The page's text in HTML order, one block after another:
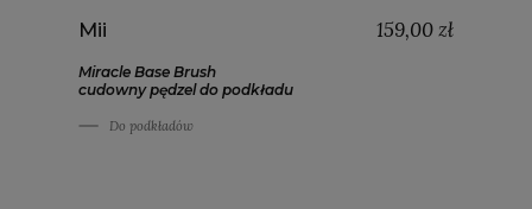
Mii
Miracle Base Brush
cudowny pędzel do podkładu
Do podkładów
159,00 zł